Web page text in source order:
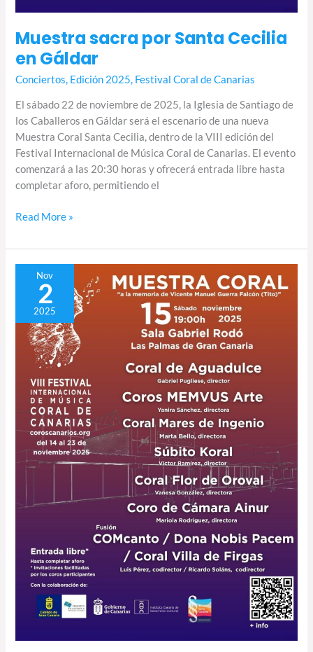
Muestra sacra por Santa Cecilia
en Gáldar
Conciertos, Edición 2025, Festival Coral de Canarias
El sábado 22 de noviembre de 2025, la Iglesia de Santiago de
los Caballeros en Gáldar será el escenario de una nueva
Muestra Coral Santa Cecilia, dentro de la VIII edición del
Festival Internacional de Música Coral de Canarias. El evento
comenzará a las 20:30 horas y ofrecerá entrada libre hasta
completar aforo, permitiendo el
Read More »
Nov
2
2025
Muestra
Coral
Gran
Canaria